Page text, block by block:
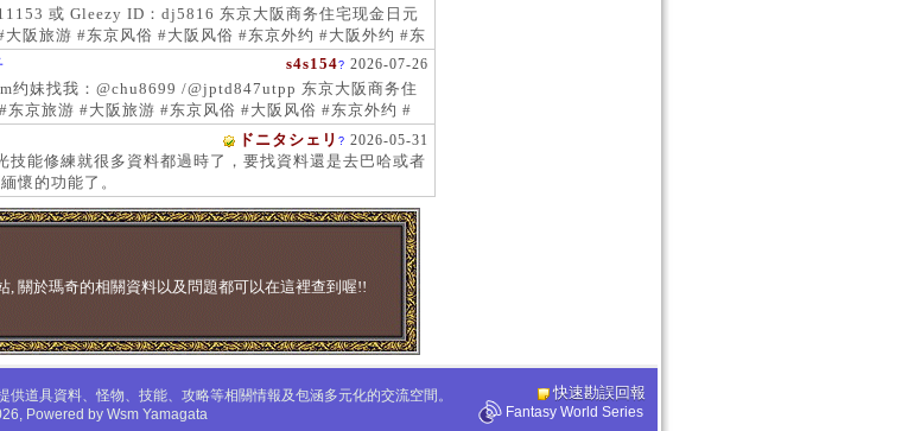
或 Gleezy ID：dj5816 东京大阪商务住宅现金日元
阪旅游 #东京风俗 #大阪风俗 #东京外约 #大阪外约 #东
宿风俗 #梅田风俗 #歌舞伎町 #日本女孩 #大阪女孩 #日
s4s154? 2026-07-26
约妹找我：@chu8699 /@jptd847utpp 东京大阪商务住
东京旅游 #大阪旅游 #东京风俗 #大阪风俗 #东京外约 #
上门服务新宿风俗 #梅田风俗 #歌舞伎町 #心斋桥风俗
莉 #大阪萝莉 #日本学生妹
ドニタシェリ ? 2026-05-31
技能修練就很多資料都過時了，要找資料還是去巴哈或者
懷的功能了。
, 關於瑪奇的相關資料以及問題都可以在這裡查到喔!!
道具資料、怪物、技能、攻略等相關情報及包涵多元化的交流空間。
Powered by Wsm Yamagata
快速勘誤回報
Fantasy World Series